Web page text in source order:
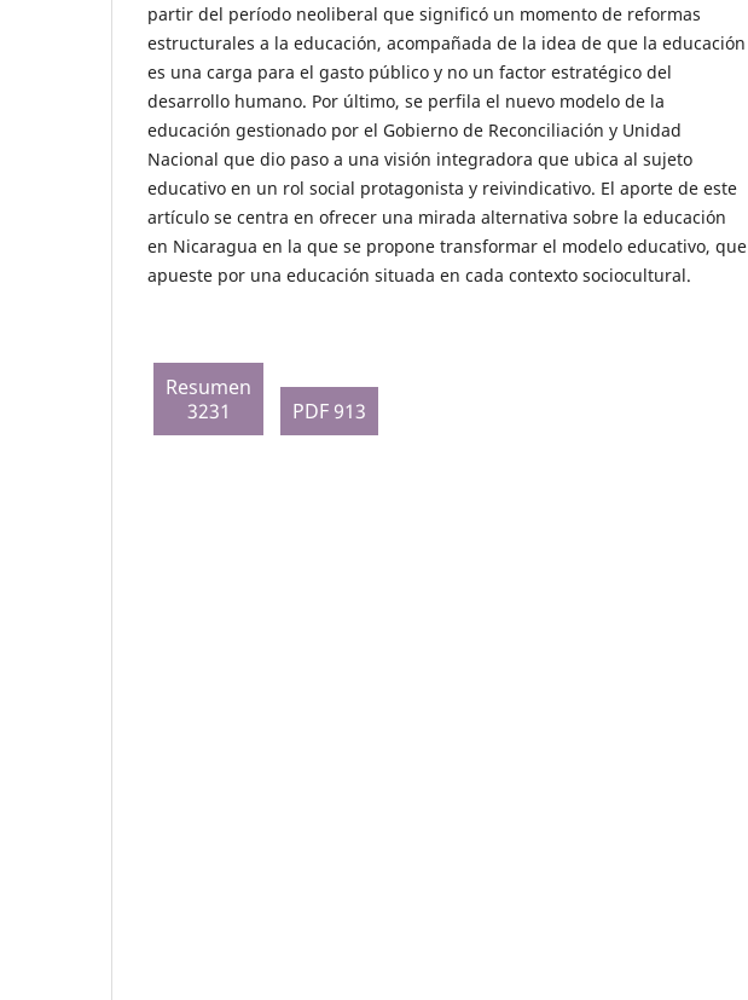
partir del período neoliberal que significó un momento de reformas
estructurales a la educación, acompañada de la idea de que la educación
es una carga para el gasto público y no un factor estratégico del
desarrollo humano. Por último, se perfila el nuevo modelo de la
educación gestionado por el Gobierno de Reconciliación y Unidad
Nacional que dio paso a una visión integradora que ubica al sujeto
educativo en un rol social protagonista y reivindicativo. El aporte de este
artículo se centra en ofrecer una mirada alternativa sobre la educación
en Nicaragua en la que se propone transformar el modelo educativo, que
apueste por una educación situada en cada contexto sociocultural.
Resumen
3231
PDF 913